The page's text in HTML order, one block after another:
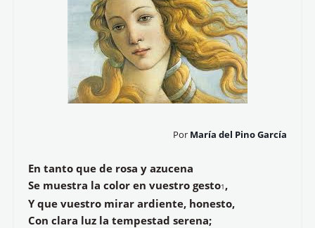
Por María del Pino García
En tanto que de rosa y azucena
Se muestra la color en vuestro gesto1 ,
Y que vuestro mirar ardiente, honesto,
Con clara luz la tempestad serena;